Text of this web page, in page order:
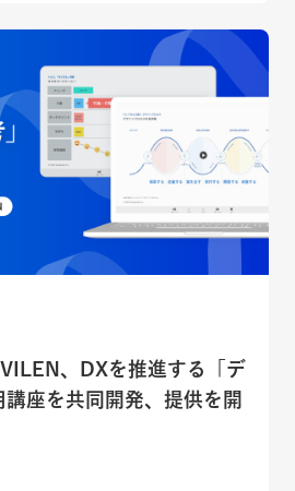
、DXを推進する「デ
座を共同開発、提供を開